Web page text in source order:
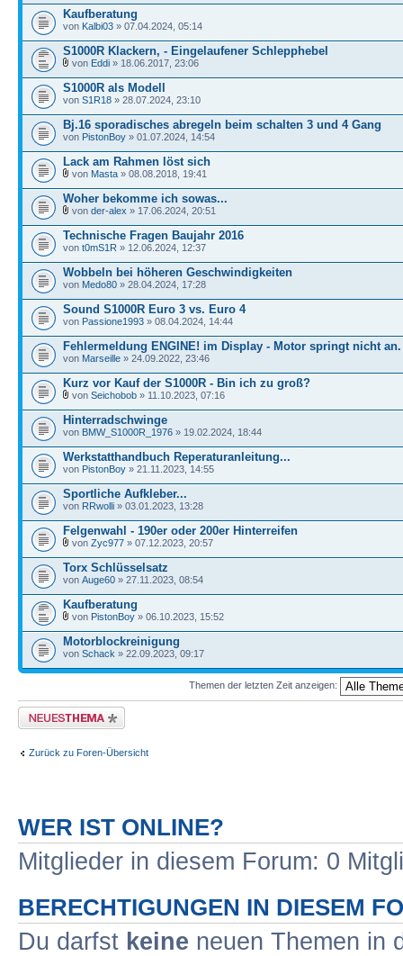
Kaufberatung
von Kalbi03 » 07.04.2024, 05:14
S1000R Klackern, - Eingelaufener Schlepphebel
von Eddi » 18.06.2017, 23:06
S1000R als Modell
von S1R18 » 28.07.2024, 23:10
Bj.16 sporadisches abregeln beim schalten 3 und 4 Gang
von PistonBoy » 01.07.2024, 14:54
Lack am Rahmen löst sich
von Masta » 08.08.2018, 19:41
Woher bekomme ich sowas...
von der-alex » 17.06.2024, 20:51
Technische Fragen Baujahr 2016
von t0mS1R » 12.06.2024, 12:37
Wobbeln bei höheren Geschwindigkeiten
von Medo80 » 28.04.2024, 17:28
Sound S1000R Euro 3 vs. Euro 4
von Passione1993 » 08.04.2024, 14:44
Fehlermeldung ENGINE! im Display - Motor springt nicht an.
von Marseille » 24.09.2022, 23:46
Kurz vor Kauf der S1000R - Bin ich zu groß?
von Seichobob » 11.10.2023, 07:16
Hinterradschwinge
von BMW_S1000R_1976 » 19.02.2024, 18:44
Werkstatthandbuch Reperaturanleitung...
von PistonBoy » 21.11.2023, 14:55
Sportliche Aufkleber...
von RRwolli » 03.01.2023, 13:28
Felgenwahl - 190er oder 200er Hinterreifen
von Zyc977 » 07.12.2023, 20:57
Torx Schlüsselsatz
von Auge60 » 27.11.2023, 08:54
Kaufberatung
von PistonBoy » 06.10.2023, 15:52
Motorblockreinigung
von Schack » 22.09.2023, 09:17
Themen der letzten Zeit anzeigen:
Neues Thema erstellen
Zurück zu Foren-Übersicht
WER IST ONLINE?
Mitglieder in diesem Forum: 0
BERECHTIGUNGEN IN DIESEM
Du darfst keine neuen Themen in